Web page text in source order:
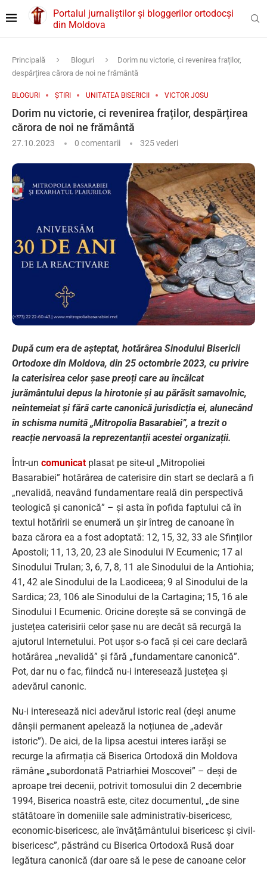
Portalul jurnaliștilor și bloggerilor ortodocși
din Moldova
Principală Bloguri
Dorim nu victorie, ci revenirea fraților,
despărțirea cărora de noi ne frământă
BLOGURI ȘTIRI UNITATEA BISERICII VICTOR JOSU
Dorim nu victorie, ci revenirea fraților, despărțirea
cărora de noi ne frământă
27.10.2023 0 comentarii 325vederi
După cum era de așteptat, hotărârea Sinodului Bisericii
Ortodoxe din Moldova, din 25 octombrie 2023, cu privire
la caterisirea celor șase preoți care au încălcat
jurământului depus la hirotonie și au părăsit samavolnic,
neîntemeiat și fără carte canonică jurisdicția ei, alunecând
în schisma numită „Mitropolia Basarabiei”, a trezit o
reacție nervoasă la reprezentanții acestei organizații.
Într-un comunicat plasat pe site-ul „Mitropoliei
Basarabiei” hotărârea de caterisire din start se declară a fi
„nevalidă, neavând fundamentare reală din perspectivă
teologică și canonică” – și asta în pofida faptului că în
textul hotărîrii se enumeră un șir întreg de canoane în
baza cărora ea a fost adoptată: 12, 15, 32, 33 ale Sfinților
Apostoli; 11, 13, 20, 23 ale Sinodului IV Ecumenic; 17 al
Sinodului Trulan; 3, 6, 7, 8, 11 ale Sinodului de la Antiohia;
41, 42 ale Sinodului de la Laodiceea; 9 al Sinodului de la
Sardica; 23, 106 ale Sinodului de la Cartagina; 15, 16 ale
Sinodului I Ecumenic. Oricine dorește să se convingă de
justețea caterisirii celor șase nu are decât să recurgă la
ajutorul Internetului. Pot ușor s-o facă și cei care declară
hotărârea „nevalidă” și fără „fundamentare canonică”.
Pot, dar nu o fac, fiindcă nu-i interesează justețea și
adevărul canonic.
Nu-i interesează nici adevărul istoric real (deși anume
dânșii permanent apelează la noțiunea de „adevăr
istoric”). De aici, de la lipsa acestui interes iarăși se
recurge la afirmația că Biserica Ortodoxă din Moldova
rămâne „subordonată Patriarhiei Moscovei” – deși de
aproape trei decenii, potrivit tomosului din 2 decembrie
1994, Biserica noastră este, citez documentul, „de sine
stătătoare în domeniile sale administrativ-bisericesc,
economic-bisericesc, ale învăţământului bisericesc şi civil-
bisericesc”, păstrând cu Biserica Ortodoxă Rusă doar
legătura canonică (dar oare să le pese de canoane celor